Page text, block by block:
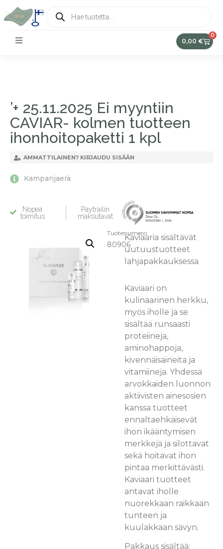
0,00 €
0
Tuotenumero
80906
Kaviaaria sisältävät
uutuustuotteet
lahjapakkauksessa
Kaviaari on
kulinaarinen herkku,
myös iholle ja se
sisältää runsaasti
proteiineja,
aminohappoja,
kivennäisaineita ja
vitamiineja. Yhdessä
arvokkaiden luonnon
aktiivisten ainesosien
kanssa tuotteet
ennaltaehkäisevät
ihon ikääntymisen
merkkejä ja silottavat
sekä hoitavat ihon
pintaa merkittävästi.
Kaviaari tuotteet
antavat iholle
nuorekkaan raikkaan
tunteen ja
kuulakkaan sävyn.
Pakkaus sisältää:
’+ 25.11.2025 Ei myyntiin
CAVIAR- kolmen tuotteen
ihonhoitopaketti 1 kpl
AMMATTILAINEN? KIRJAUDU SISÄÄN
Kampanjaerä
Nopea
toimitus
Paytrailin
maksutavat